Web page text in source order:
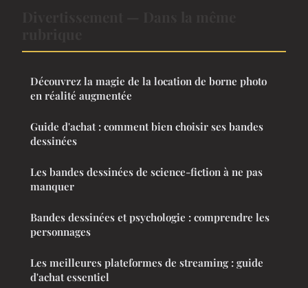
Découvrez la magie de la location de borne photo
en réalité augmentée
Guide d'achat : comment bien choisir ses bandes
dessinées
Les bandes dessinées de science-fiction à ne pas
manquer
Bandes dessinées et psychologie : comprendre les
personnages
Les meilleures plateformes de streaming : guide
d'achat essentiel